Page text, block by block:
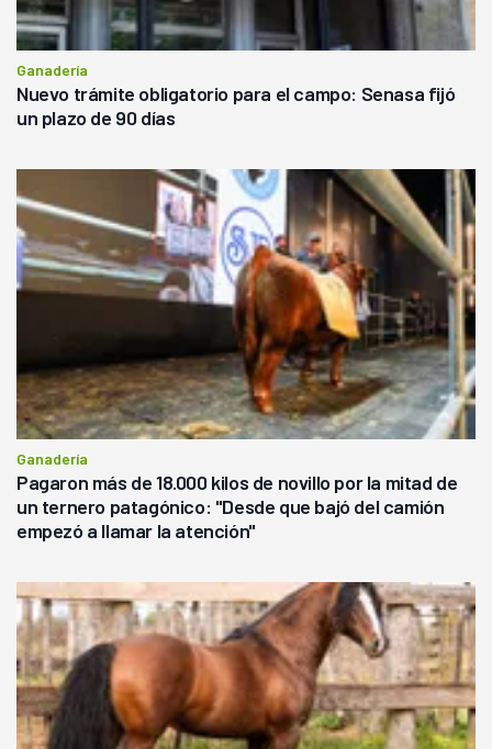
Ganadería
Nuevo trámite obligatorio para el campo: Senasa fijó
un plazo de 90 días
Ganadería
Pagaron más de 18.000 kilos de novillo por la mitad de
un ternero patagónico: "Desde que bajó del camión
empezó a llamar la atención"